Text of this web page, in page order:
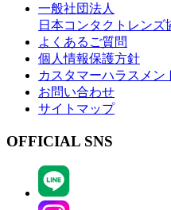
一般社団法人
日本コンタクトレンズ
よくあるご質問
個人情報保護方針
カスタマーハラスメン
お問い合わせ
サイトマップ
OFFICIAL SNS